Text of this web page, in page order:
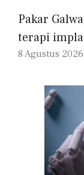
Pakar
terapi
8 Agustus 2026